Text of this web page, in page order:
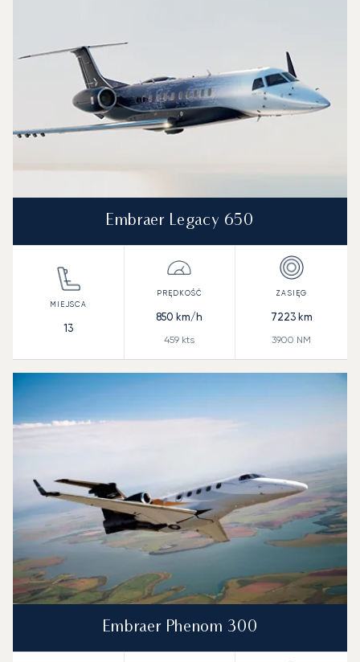
Embraer Legacy 650
13
850 km/h
459 kts
7223km
3900 NM
Embraer Phenom 300